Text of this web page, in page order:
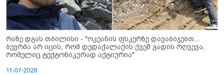
რაზე დგას თბილისი - "ოკეანის ფსკერზე დავაბიჯებთ...
ბევრმა არ იცის, რომ დედაქალაქის ქვეშ გადის რღვევა,
რომელიც ტექტონიკურად აქტიურია"
11-07-2026